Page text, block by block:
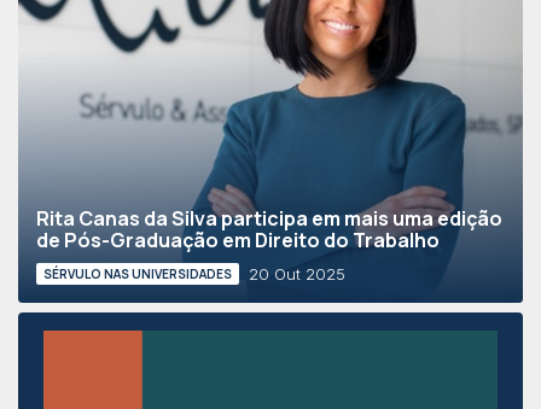
Rita Canas da Silva participa em mais uma edição
de Pós-Graduação em Direito do Trabalho
SÉRVULO NAS UNIVERSIDADES 20 Out 2025